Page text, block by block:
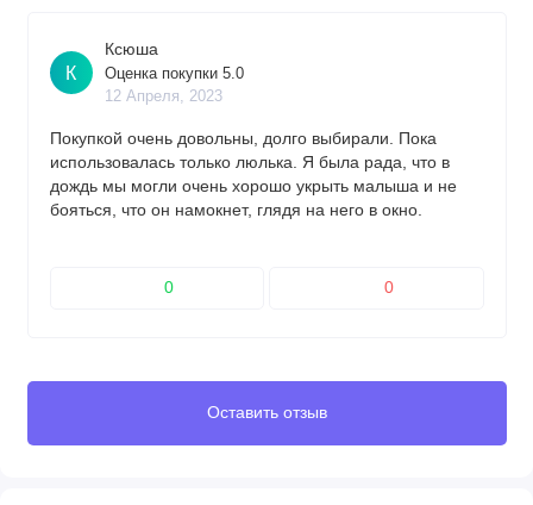
К
Ксюша
Оценка покупки 5.0
12 Апреля, 2023
Покупкой очень довольны, долго выбирали. Пока
использовалась только люлька. Я была рада, что в
дождь мы могли очень хорошо укрыть малыша и не
бояться, что он намокнет, глядя на него в окно.
0 0
Оставить отзыв